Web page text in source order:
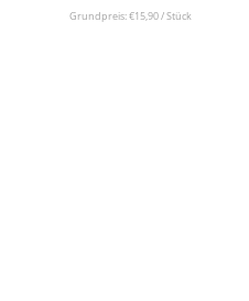
Grundpreis: €15,90 / Stück